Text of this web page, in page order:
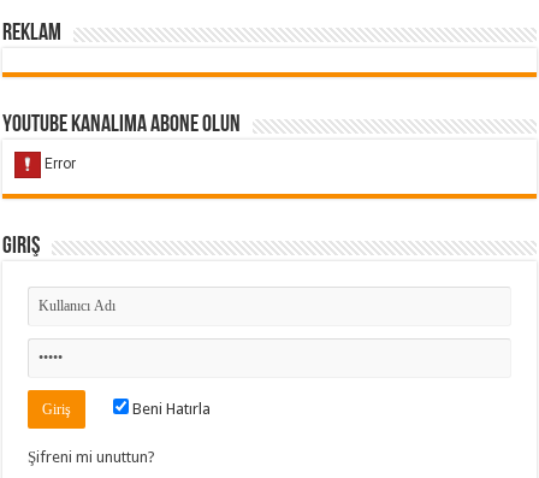
Reklam
Youtube Kanalıma Abone Olun
Giriş
Beni Hatırla
Şifreni mi unuttun?